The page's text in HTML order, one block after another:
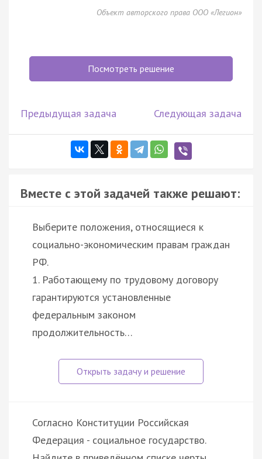
Объект авторского права ООО «Легион»
Посмотреть решение
Предыдущая задача Следующая задача
Вместе с этой задачей также решают:
Выберите положения, относящиеся к
социально-экономическим правам граждан
РФ.
1. Работающему по трудовому договору
гарантируются установленные
федеральным законом
продолжительность…
Согласно Конституции Российская
Федерация - социальное государство.